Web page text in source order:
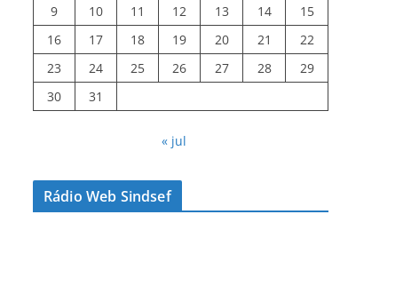
9
10 11 12 13 14
15
16
17 18 19 20 21
22
23
24 25 26 27 28
29
30
31
« jul
Rádio Web Sindsef